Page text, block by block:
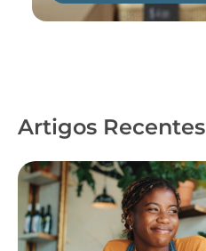
Artigos Recentes